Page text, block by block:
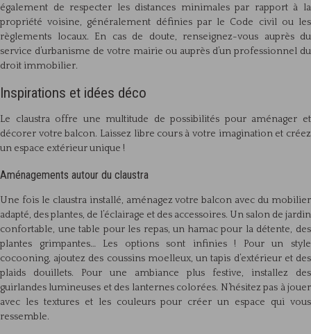
également de respecter les distances minimales par rapport à la
propriété voisine, généralement définies par le Code civil ou les
règlements locaux. En cas de doute, renseignez-vous auprès du
service d’urbanisme de votre mairie ou auprès d’un professionnel du
droit immobilier.
Inspirations et idées déco
Le claustra offre une multitude de possibilités pour aménager et
décorer votre balcon. Laissez libre cours à votre imagination et créez
un espace extérieur unique !
Aménagements autour du claustra
Une fois le claustra installé, aménagez votre balcon avec du mobilier
adapté, des plantes, de l’éclairage et des accessoires. Un salon de jardin
confortable, une table pour les repas, un hamac pour la détente, des
plantes grimpantes… Les options sont infinies ! Pour un style
cocooning, ajoutez des coussins moelleux, un tapis d’extérieur et des
plaids douillets. Pour une ambiance plus festive, installez des
guirlandes lumineuses et des lanternes colorées. N’hésitez pas à jouer
avec les textures et les couleurs pour créer un espace qui vous
ressemble.